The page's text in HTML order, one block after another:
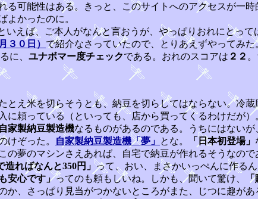
る可能性はある。きっと、このサイトへのアクセスが一時
よかったのに。
えば、ご本人がなんと言おうが、やっぱりおれにとって
３０日） で紹介なさっていたので、とりあえずやってみた
に、 ユナボマー度チェックである。おれのスコアは ２２
え米を切らそうとも、納豆を切らしてはならない。冷
頼っている（といっても、店から買ってくるわけだが）
自家製納豆製造機なるものがあるのである。うちにはないが
けぞった。
自家製納豆製造機「夢」 とな。 「日本初登場」
夢のマシンさえあれば、自宅で納豆が作れるそうなので
造ればなんと350円」って、おい、まさかいっぺんに作る
安心です」ってのも頼もしいね。しかも、聞いて驚け、
、さっぱり見当がつかないところがまた、じつに趣が